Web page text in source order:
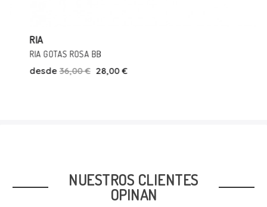
RIA GOTAS ROSA BB
desde 36,00 € 28,00 €
NUESTROS CLIENTES
OPINAN